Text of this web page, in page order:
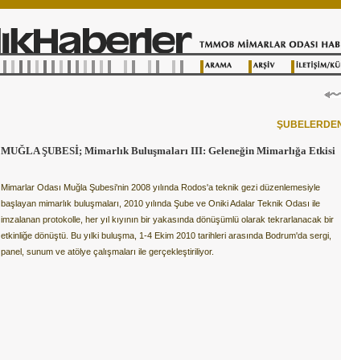
MUĞLA ŞUBESİ; Mimarlık Buluşmaları III: Geleneğin Mimarlığa Etkisi
Mimarlar Odası Muğla Şubesi'nin 2008 yılında Rodos'a teknik gezi düzenlemesiyle
başlayan mimarlık buluşmaları, 2010 yılında Şube ve Oniki Adalar Teknik Odası ile
imzalanan protokolle, her yıl kıyının bir yakasında dönüşümlü olarak tekrarlanacak bir
etkinliğe dönüştü. Bu yılki buluşma, 1-4 Ekim 2010 tarihleri arasında Bodrum'da sergi,
panel, sunum ve atölye çalışmaları ile gerçekleştiriliyor.